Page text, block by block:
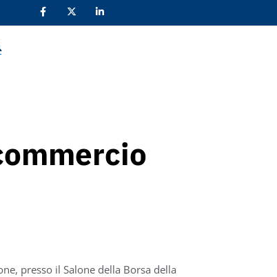
presso il Salone della Borsa della